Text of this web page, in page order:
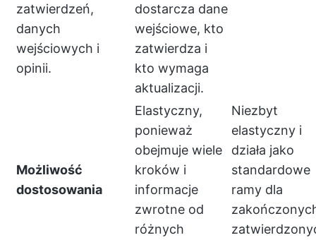
zatwierdzeń,
danych
wejściowych i
opinii.
dostarcza dane
wejściowe, kto
zatwierdza i
kto wymaga
aktualizacji.
Możliwość
dostosowania
Elastyczny,
ponieważ
obejmuje wiele
kroków i
informacje
zwrotne od
różnych
Niezbyt
elastyczny i
działa jako
standardowe
ramy dla